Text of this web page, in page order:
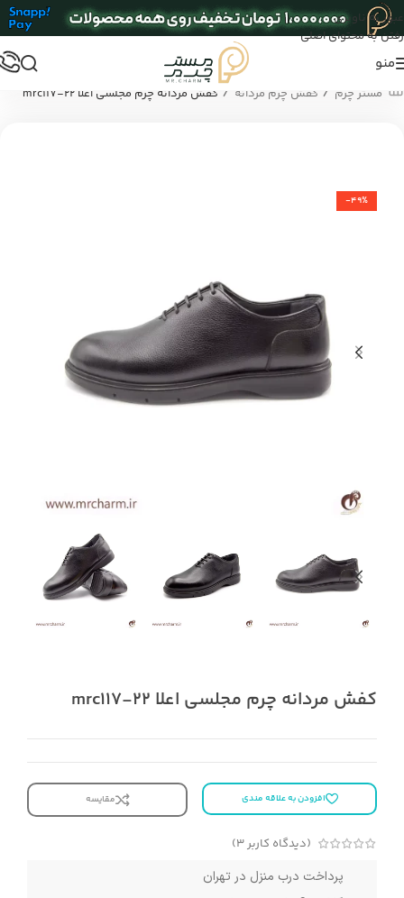
عبور به ناوبری
رفتن به محتوای اصلی
منو
مستر چرم / کفش چرم مردانه / کفش مردانه چرم مجلسی اعلا mrc117-22
-49%
کفش مردانه چرم مجلسی اعلا mrc117-22
افزودن به علاقه مندی مقایسه
(دیدگاه کاربر3
)
پرداخت درب منزل در تهران